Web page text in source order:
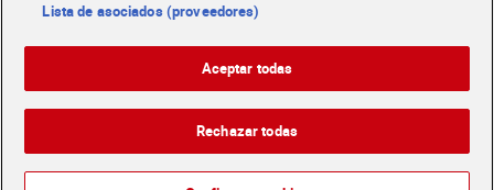
EnglishPolítica de privacidad Política de cookies
Lista de asociados (proveedores)
Aceptar todas
Rechazar todas